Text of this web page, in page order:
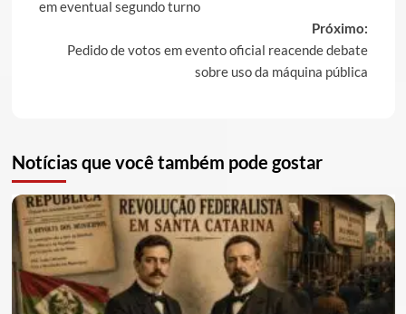
em eventual segundo turno
Próximo:
Pedido de votos em evento oficial reacende debate
sobre uso da máquina pública
Notícias que você também pode gostar